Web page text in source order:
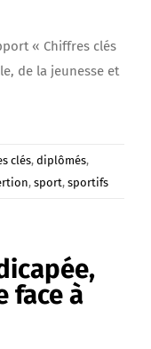
« Chiffres clés
de la jeunesse et
clés, diplômés,
, sport, sportifs
face à